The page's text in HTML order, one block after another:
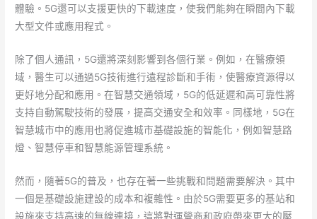
體驗。5G還可以支援更快的下載速度，使我們能夠在瞬間內下載
大型文件或應用程式。
除了個人通訊，5G還將深刻影響到各個行業。例如，在醫療領
域，醫生可以通過5G技術進行遠程診斷和手術，使醫療資源得以
更好地分配和應用。在智慧交通領域，5G的低延遲和高可靠性將
支持自動駕駛技術的發展，提高交通安全和效率。同樣地，5G在
智慧城市中的應用也將促進城市基礎設施的智能化，例如智慧路
燈、智慧停車和智慧能源管理系統。
然而，隨著5G的普及，也存在著一些挑戰和問題需要解決。其中
一個是基礎設施建設的成本和複雜性。由於5G需要更多的基站和
設施來支持高速的無線連接，這將對運營商和政府帶來更大的壓